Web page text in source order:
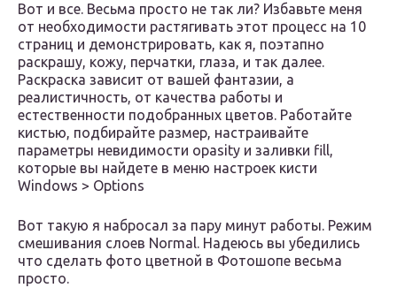
Вот и все. Весьма просто не так ли? Избавьте меня
от необходимости растягивать этот процесс на 10
страниц и демонстрировать, как я, поэтапно
раскрашу, кожу, перчатки, глаза, и так далее.
Раскраска зависит от вашей фантазии, а
реалистичность, от качества работы и
естественности подобранных цветов. Работайте
кистью, подбирайте размер, настраивайте
параметры невидимости opasity и заливки fill,
которые вы найдете в меню настроек кисти
Windows > Options
Вот такую я набросал за пару минут работы. Режим
смешивания слоев Normal. Надеюсь вы убедились
что сделать фото цветной в Фотошопе весьма
просто.